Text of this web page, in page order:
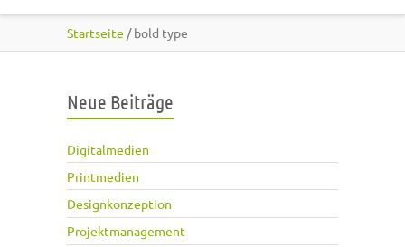
Startseite / bold type
Neue Beiträge
Digitalmedien
Printmedien
Designkonzeption
Projektmanagement